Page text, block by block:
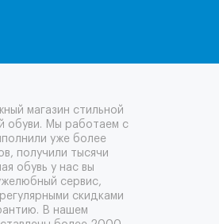
магазин стильной
обуви. Мы работаем с
уже более
получили тысячи
обувь у нас вы
сервис,
скидками
В нашем